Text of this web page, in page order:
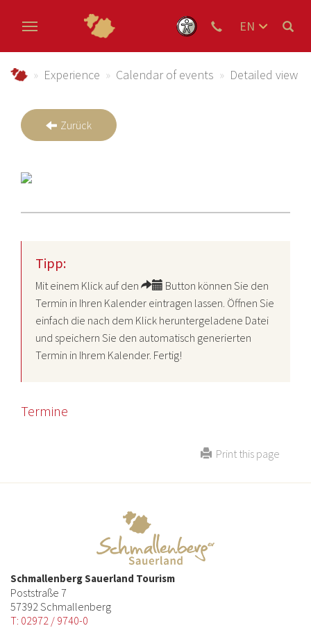
EN
Urlaub im Schmallenberger Sauerland und der
Experience Calendar of events Detailed view
Zurück
Tipp:
Mit einem Klick auf den
Button können Sie den
Termin in Ihren Kalender eintragen lassen. Öffnen Sie
einfach die nach dem Klick heruntergeladene Datei
und speichern Sie den automatisch generierten
Termin in Ihrem Kalender. Fertig!
Termine
Print this page
Schmallenberg Sauerland Tourism
Poststraße 7
57392 Schmallenberg
T: 02972 / 9740-0